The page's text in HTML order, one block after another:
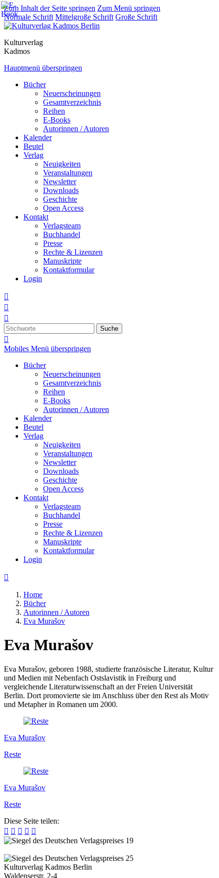
Zum Inhalt der Seite springen Zum Menü springen
Normale Schrift Mittelgroße Schrift Große Schrift
Kulturverlag
Kadmos
Hauptmenü überspringen
Bücher
Neuerscheinungen
Gesamtverzeichnis
Reihen
E-Books
Autorinnen / Autoren
Kalender
Beutel
Verlag
Neuigkeiten
Veranstaltungen
Newsletter
Downloads
Geschichte
Open Access
Kontakt
Verlagsteam
Buchhandel
Presse
Rechte & Lizenzen
Manuskripte
Kontaktformular
Login



Suche

Mobiles Menü überspringen
Bücher
Neuerscheinungen
Gesamtverzeichnis
Reihen
E-Books
Autorinnen / Autoren
Kalender
Beutel
Verlag
Neuigkeiten
Veranstaltungen
Newsletter
Downloads
Geschichte
Open Access
Kontakt
Verlagsteam
Buchhandel
Presse
Rechte & Lizenzen
Manuskripte
Kontaktformular
Login

Home
Bücher
Autorinnen / Autoren
Eva Murašov
Eva Murašov
Eva Murašov, geboren 1988, studierte französische Literatur, Kultur
und Medien mit Nebenfach Ostslavistik in Freiburg und
vergleichende Literaturwissenschaft an der Freien Universität
Berlin. Dort promovierte sie im Anschluss über den Rest als Motiv
und Metapher in Romanen um 2000.
Eva Murašov
Reste
Eva Murašov
Reste
Diese Seite teilen:
    
Kulturverlag Kadmos Berlin
Waldenserstr. 2-4